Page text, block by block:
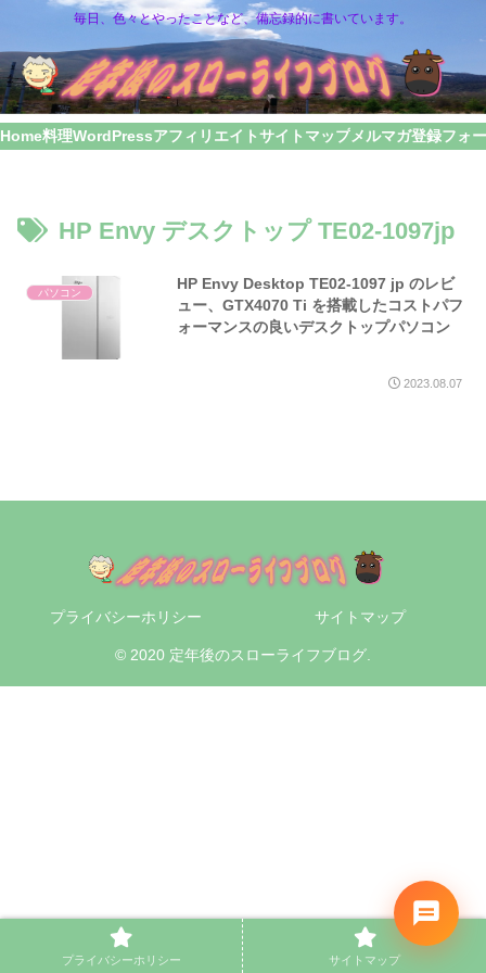
毎日、色々とやったことなど、備忘録的に書いています。
Home料理WordPressアフィリエイトサイトマップメルマガ登録フォ
HP Envy デスクトップ TE02-1097jp
パソコン
HP Envy Desktop TE02-1097 jp のレビ
ュー、GTX4070 Ti を搭載したコストパフ
ォーマンスの良いデスクトップパソコン
2023.08.07
プライバシーホリシー サイトマップ
© 2020 定年後のスローライフブログ.
プライバシーホリシー サイトマップ